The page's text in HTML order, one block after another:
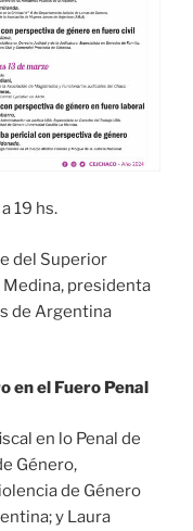
19 hs.
del Superior
Medina, presidenta
de Argentina
en el Fuero Penal
en lo Penal de
Género,
de Género
y Laura